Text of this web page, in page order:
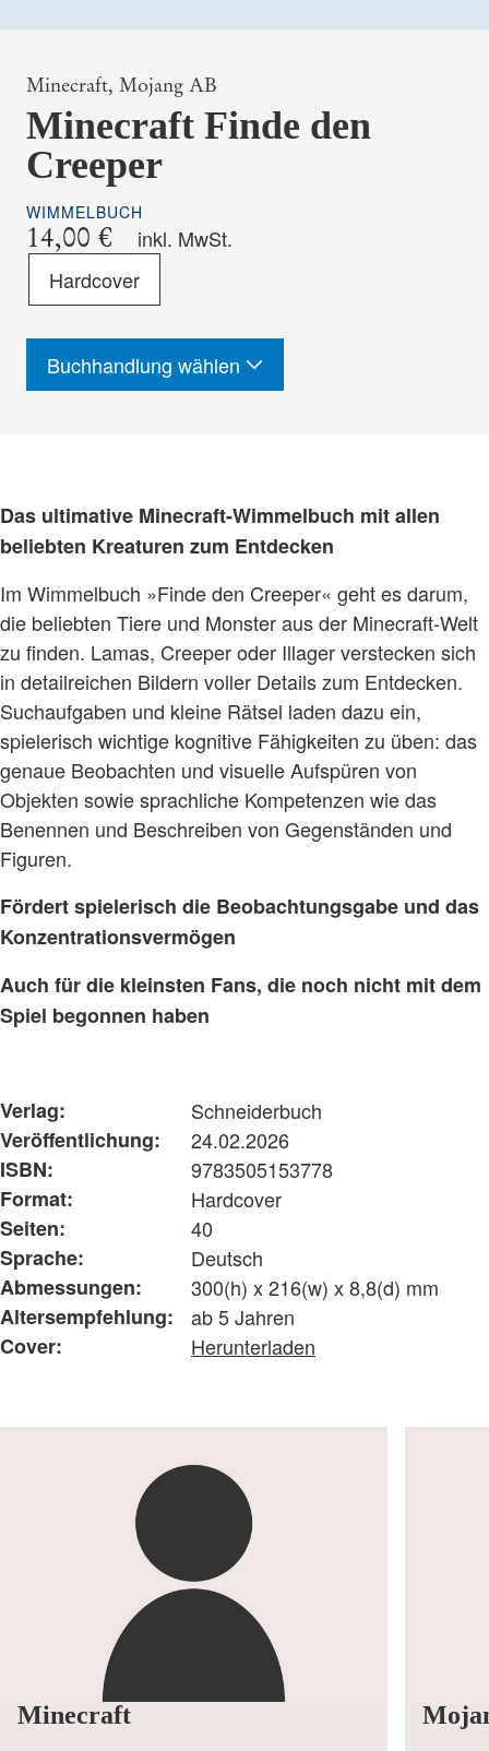
Minecraft, Mojang AB
Minecraft Finde den
Creeper
WIMMELBUCH
14,00 €
inkl. MwSt.
Hardcover
Buchhandlung wählen
Das ultimative Minecraft-Wimmelbuch mit allen
beliebten Kreaturen zum Entdecken
Im Wimmelbuch »Finde den Creeper« geht es darum,
die beliebten Tiere und Monster aus der Minecraft-Welt
zu finden. Lamas, Creeper oder Illager verstecken sich
in detailreichen Bildern voller Details zum Entdecken.
Suchaufgaben und kleine Rätsel laden dazu ein,
spielerisch wichtige kognitive Fähigkeiten zu üben: das
genaue Beobachten und visuelle Aufspüren von
Objekten sowie sprachliche Kompetenzen wie das
Benennen und Beschreiben von Gegenständen und
Figuren.
Fördert spielerisch die Beobachtungsgabe und das
Konzentrationsvermögen
Auch für die kleinsten Fans, die noch nicht mit dem
Spiel begonnen haben
Verlag:
Schneiderbuch
Veröffentlichung:
24.02.2026
ISBN:
9783505153778
Format:
Hardcover
Seiten:
40
Sprache:
Deutsch
Abmessungen:
300(h) x 216(w) x 8,8(d) mm
Altersempfehlung:
ab 5 Jahren
Cover:
Herunterladen
Minecraft